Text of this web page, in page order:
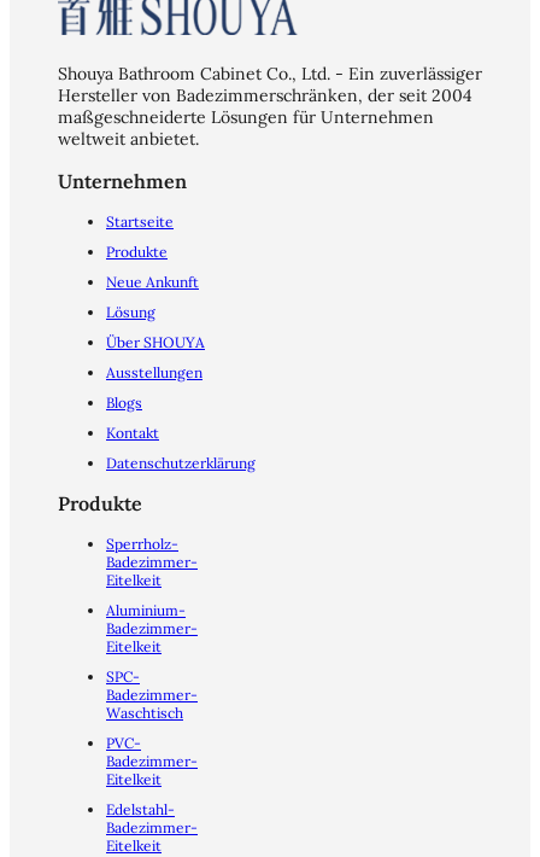
Shouya Bathroom Cabinet Co., Ltd. - Ein zuverlässiger
Hersteller von Badezimmerschränken, der seit 2004
maßgeschneiderte Lösungen für Unternehmen
weltweit anbietet.
Unternehmen
Startseite
Produkte
Neue Ankunft
Lösung
Über SHOUYA
Ausstellungen
Blogs
Kontakt
Datenschutzerklärung
Produkte
Sperrholz-
Badezimmer-
Eitelkeit
Aluminium-
Badezimmer-
Eitelkeit
SPC-
Badezimmer-
Waschtisch
PVC-
Badezimmer-
Eitelkeit
Edelstahl-
Badezimmer-
Eitelkeit